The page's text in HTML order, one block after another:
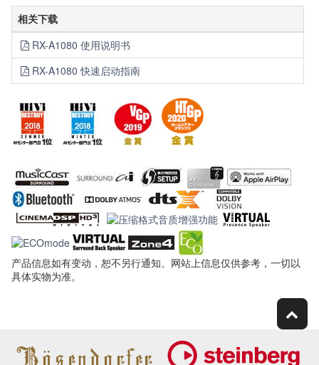
相关下载
RX-A1080 使用说明书
RX-A1080 快速启动指南
产品信息如有变动，恕不另行通知。网站上信息仅供参考，一切以
具体实物为准。